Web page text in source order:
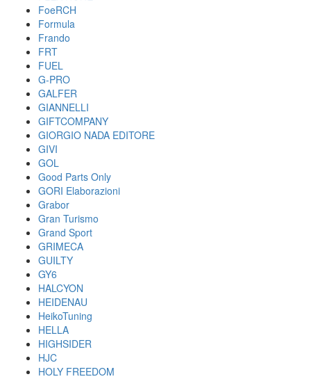
FoeRCH
Formula
Frando
FRT
FUEL
G-PRO
GALFER
GIANNELLI
GIFTCOMPANY
GIORGIO NADA EDITORE
GIVI
GOL
Good Parts Only
GORI Elaborazioni
Grabor
Gran Turismo
Grand Sport
GRIMECA
GUILTY
GY6
HALCYON
HEIDENAU
HeikoTuning
HELLA
HIGHSIDER
HJC
HOLY FREEDOM